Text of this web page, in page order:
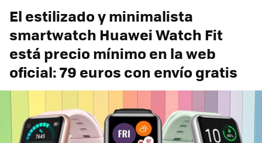
El estilizado y minimalista
smartwatch Huawei Watch Fit
está precio mínimo en la web
oficial: 79 euros con envío gratis